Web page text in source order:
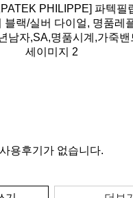
사용후기가 없습니다.